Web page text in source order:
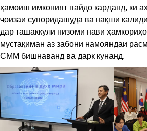
ҳамоиш имконият пайдо карданд, ки
ҷоизаи супоридашуда ва нақши
дар ташаккули низоми нави
мустақиман аз забони намояндаи
СММ бишнаванд ва дарк кунанд.